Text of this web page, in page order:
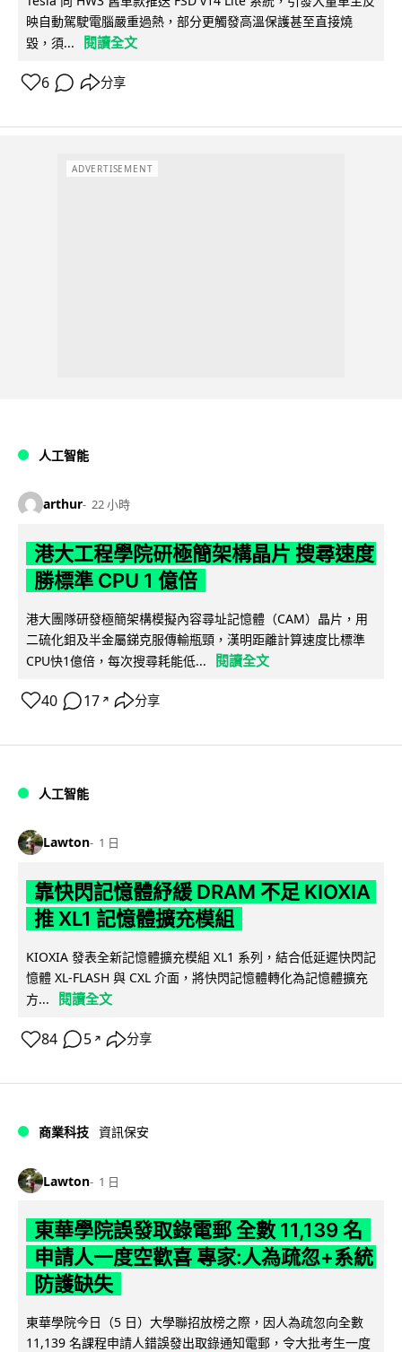
映自動駕駛電腦嚴重過熱，部分更觸發高溫保護甚至直接燒
毀，須...
閱讀全文
6 分享
ADVERTISEMENT
人工智能
arthur 22 小時
港大工程學院研極簡架構晶片 搜尋速度
勝標準 CPU 1 億倍
港大團隊研發極簡架構模擬內容尋址記憶體（CAM）晶片，用
二硫化鉬及半金屬銻克服傳輸瓶頸，漢明距離計算速度比標準
CPU快1億倍，每次搜尋耗能低...
閱讀全文
40 17 ↗ 分享
人工智能
Lawton 1 日
靠快閃記憶體紓緩 DRAM 不足 KIOXIA
推 XL1 記憶體擴充模組
KIOXIA 發表全新記憶體擴充模組 XL1 系列，結合低延遲快閃記
憶體 XL-FLASH 與 CXL 介面，將快閃記憶體轉化為記憶體擴充
方...
閱讀全文
84 5 ↗ 分享
商業科技 資訊保安
Lawton 1 日
東華學院誤發取錄電郵 全數 11,139 名
申請人一度空歡喜 專家:人為疏忽+系統
防護缺失
東華學院今日（5 日）大學聯招放榜之際，因人為疏忽向全數
11,139 名課程申請人錯誤發出取錄通知電郵，令大批考生一度